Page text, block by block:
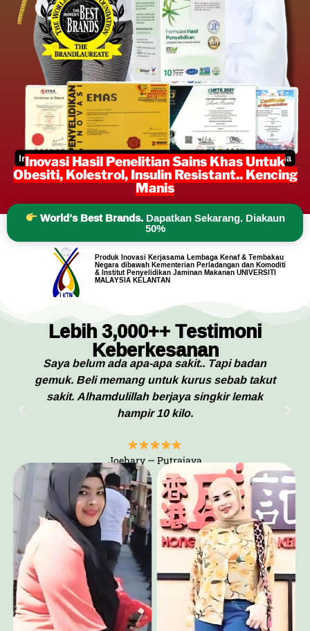
Inovasi Hasil Penelitian Sains Khas Untuk
Obesiti, Kolestrol, Insulin Resistant.. Kencing
Manis
World’s Best Brands.Dapatkan Sekarang. Diakaun
50%
Produk Inovasi Kerjasama Lembaga Kenaf & Tembakau
Negara dibawah Kementerian Perladangan dan Komoditi
& Institut Penyelidikan Jaminan Makanan UNIVERSITI
MALAYSIA KELANTAN
Lebih 3,000++ Testimoni
Keberkesanan
Mula kakak saya yang guna. Tumpang je dia.
Guna kalau tak silap dalam 10 hari macam tu.
Terkejut bila berat turun banyak, sakit sendi
pun hilang.
Suhana — Alor Star, Kedah